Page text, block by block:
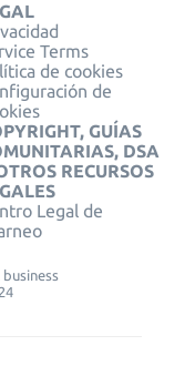
Terms
de cookies
de
GUÍAS
DSA
RECURSOS
Legal de